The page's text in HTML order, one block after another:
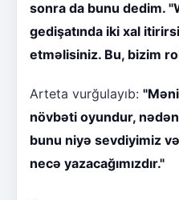
sonra da bunu dedim.
gedişatında iki xal
etməlisiniz. Bu, bizim
Arteta vurğulayıb:
növbəti oyundur,
bunu niyə sevdiyimiz
necə yazacağımızdır."